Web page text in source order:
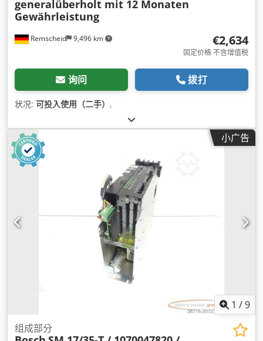
Remscheid 9,496 km
generalüberholt mit 12 Monaten
Gewährleistung
€2,634
固定价格 不含增值税
询问 拨打
状况: 可投入使用（二手） ,
小广告
1 /9
组成部分